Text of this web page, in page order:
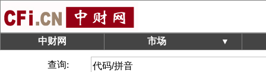
中财网 市场 ▼
查询: